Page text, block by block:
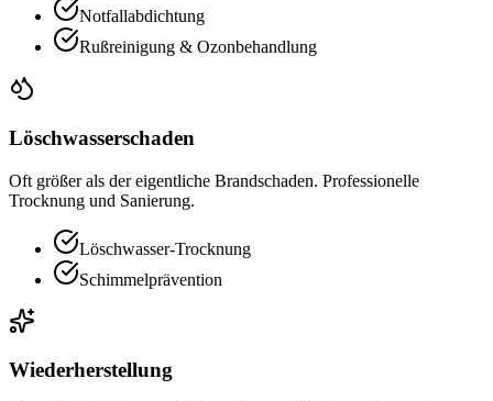
Notfallabdichtung
Rußreinigung & Ozonbehandlung
Löschwasserschaden
Oft größer als der eigentliche Brandschaden. Professionelle
Trocknung und Sanierung.
Löschwasser-Trocknung
Schimmelprävention
Wiederherstellung